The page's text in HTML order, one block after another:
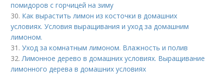
помидоров с горчицей на зиму
30. Как вырастить лимон из косточки в домашних
условиях. Условия выращивания и уход за домашним
лимоном.
31.Уход за комнатным лимоном. Влажность и полив
32.Лимонное дерево в домашних условиях. Выращивание
лимонного дерева в домашних условиях